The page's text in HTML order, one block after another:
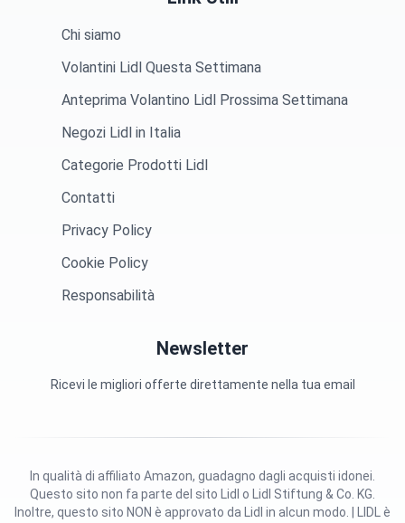
Chi siamo
Volantini Lidl Questa Settimana
Anteprima Volantino Lidl Prossima Settimana
Negozi Lidl in Italia
Categorie Prodotti Lidl
Contatti
Privacy Policy
Cookie Policy
Responsabilità
Newsletter
Ricevi le migliori offerte direttamente nella tua email
Questo sito non fa parte del sito Lidl o Lidl Stiftung & Co. KG.
Inoltre, questo sito NON è approvato da Lidl in alcun modo. | LIDL è
In qualità di affiliato Amazon, guadagno dagli acquisti idonei.